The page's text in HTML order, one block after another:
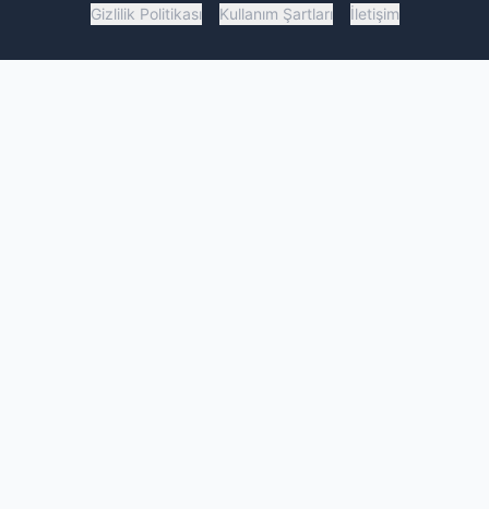
Gizlilik Politikası Kullanım Şartları İletişim